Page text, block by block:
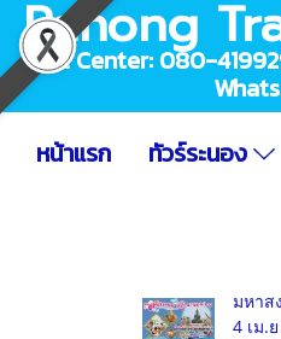
Ranong
Call Center: 080-
หน้าแรก
ทัวร์ระนอง
มหาส
4 เม.